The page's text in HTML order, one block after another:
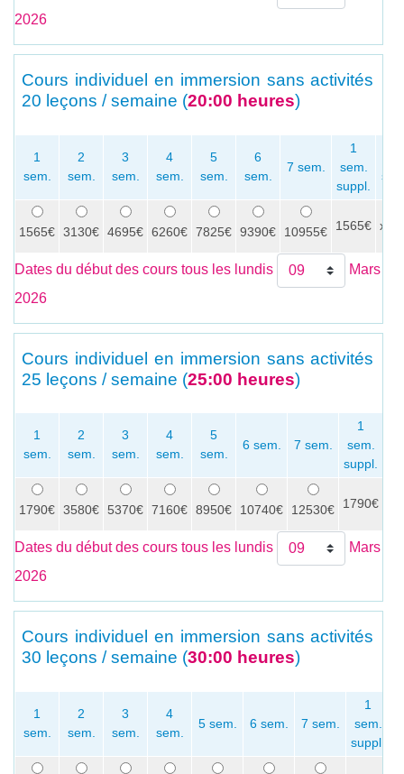
2026
Cours individuel en immersion sans activités
20 leçons / semaine (20:00 heures)
1
sem.
2
sem.
3
sem.
4
sem.
5
sem.
6
sem.
7 sem.
1
sem.
suppl.
1565€ 3130€ 4695€ 6260€ 7825€ 9390€ 10955€ 1565€ x
Dates du début des cours tous les lundis
Mars
2026
Cours individuel en immersion sans activités
25 leçons / semaine (25:00 heures)
1
sem.
2
sem.
3
sem.
4
sem.
5
sem.
6 sem. 7 sem.
1
sem.
suppl.
1790€ 3580€ 5370€ 7160€ 8950€ 10740€ 12530€ 1790€
Dates du début des cours tous les lundis
Mars
2026
Cours individuel en immersion sans activités
30 leçons / semaine (30:00 heures)
1
sem.
2
sem.
3
sem.
4
sem.
5 sem. 6 sem. 7 sem.
1
sem.
suppl.